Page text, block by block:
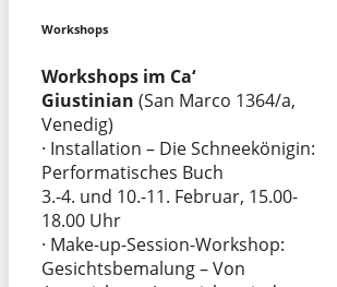
Workshops
Workshops im Ca‘
Giustinian (San Marco 1364/a,
Venedig)
· Installation – Die Schneekönigin:
Performatisches Buch
3.-4. und 10.-11. Februar, 15.00-
18.00 Uhr
· Make-up-Session-Workshop:
Gesichtsbemalung – Von